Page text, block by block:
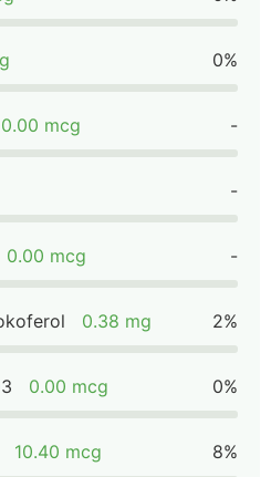
0%
0.00 mcg -
-
0.00 mcg -
0.38 mg 2%
0.00 mcg 0%
10.40 mcg 8%